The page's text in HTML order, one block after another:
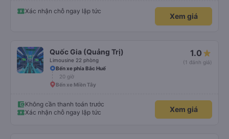
quy định rõ ràng về việc giữ im lặng (tắt âm thanh điện thoại) vào ban đêm
để tránh làm phiền hành khách khác ngủ. Ngoài ra, nhà xe nên dán sẵn mật
khẩu Wi-Fi trong xe để hành khách dễ dàng sử dụng. Tôi vẫn sẽ tiếp tục ủng
Xác nhận chỗ ngay lập tức
Xem giá
Quốc Gia (Quảng Trị)
Limousine 22 phòng
1.0
(1 đánh giá)
Bến xe phía Bắc Huế
20 giờ
Bến xe Miền Tây
Không cần thanh toán trước
Xác nhận chỗ ngay lập tức
Xem giá